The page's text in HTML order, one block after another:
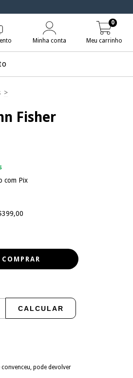
Minha conta Meu carrinho
0
>
Fisher
com Pix
CALCULAR
pode devolver